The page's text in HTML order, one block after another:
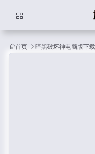
首页 暗黑破坏神电脑版下载